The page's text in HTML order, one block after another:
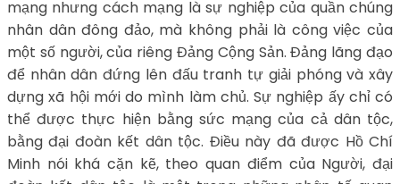
mạng nhưng cách mạng là sự nghiệp của quần chúng
nhân dân đông đảo, mà không phải là công việc của
một số người, của riêng Đảng Cộng Sản. Đảng lãng đạo
để nhân dân đứng lên đấu tranh tự giải phóng và xây
dựng xã hội mới do mình làm chủ. Sự nghiệp ấy chỉ có
thể được thực hiện bằng sức mạng của cả dân tộc,
bằng đại đoàn kết dân tộc. Điều này đã được Hồ Chí
Minh nói khá cặn kẽ, theo quan điểm của Người, đại